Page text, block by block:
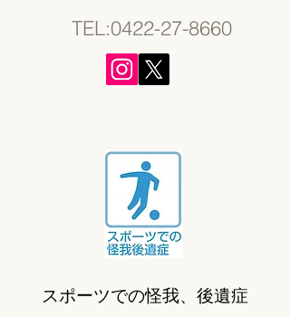
TEL:0422-27-8660
スポーツでの怪我、後遺症